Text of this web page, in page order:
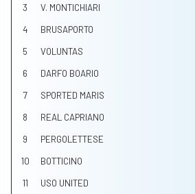
3
V. MONTICHIARI
4
BRUSAPORTO
5
VOLUNTAS
6
DARFO BOARIO
7
SPORTED MARIS
8
REAL CAPRIANO
9
PERGOLETTESE
10
BOTTICINO
11
USO UNITED